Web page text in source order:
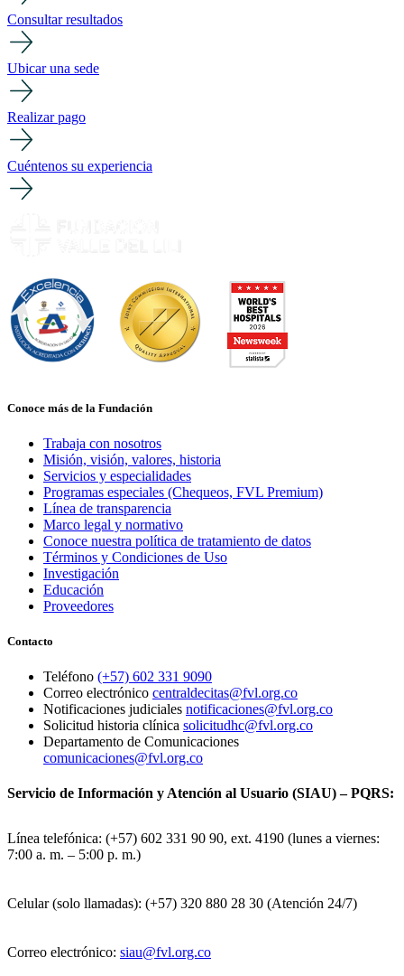
Consultar resultados
Ubicar una sede
Realizar pago
Cuéntenos su experiencia
Conoce más de la Fundación
Trabaja con nosotros
Misión, visión, valores, historia
Servicios y especialidades
Programas especiales (Chequeos, FVL Premium)
Línea de transparencia
Marco legal y normativo
Conoce nuestra política de tratamiento de datos
Términos y Condiciones de Uso
Investigación
Educación
Proveedores
Contacto
Teléfono (+57) 602 331 9090
Correo electrónico centraldecitas@fvl.org.co
Notificaciones judiciales notificaciones@fvl.org.co
Solicitud historia clínica solicitudhc@fvl.org.co
Departamento de Comunicaciones
comunicaciones@fvl.org.co
Servicio de Información y Atención al Usuario (SIAU) – PQRS:
Línea telefónica: (+57) 602 331 90 90, ext. 4190 (lunes a viernes:
7:00 a. m. – 5:00 p. m.)
Celular (solo llamadas): (+57) 320 880 28 30 (Atención 24/7)
Correo electrónico: siau@fvl.org.co